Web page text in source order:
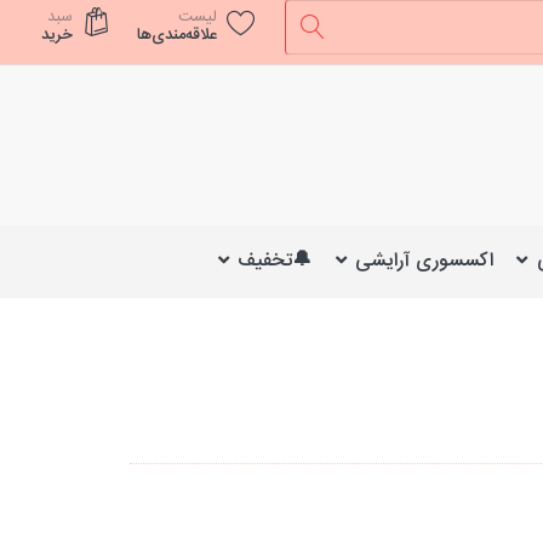
لیست
علاقه‌مندی‌ها
سبد
خرید
اکسسوری آرایشی 🔔تخفیف